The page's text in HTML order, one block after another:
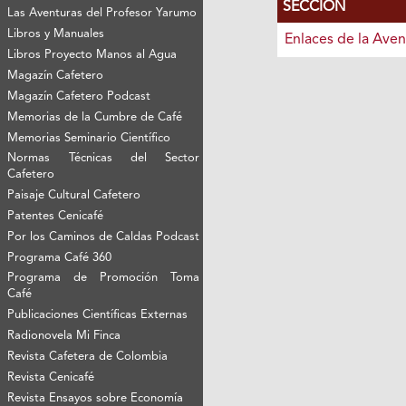
Las Aventuras del Profesor Yarumo
Libros y Manuales
Libros Proyecto Manos al Agua
Magazín Cafetero
Magazín Cafetero Podcast
Memorias de la Cumbre de Café
Memorias Seminario Científico
Normas Técnicas del Sector
Cafetero
Paisaje Cultural Cafetero
Patentes Cenicafé
Por los Caminos de Caldas Podcast
Programa Café 360
Programa de Promoción Toma
Café
Publicaciones Científicas Externas
Radionovela Mi Finca
Revista Cafetera de Colombia
Revista Cenicafé
Revista Ensayos sobre Economía
SECCIÓN
Enlaces de la